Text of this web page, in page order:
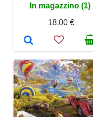
In magazzino (1)
18,00 €